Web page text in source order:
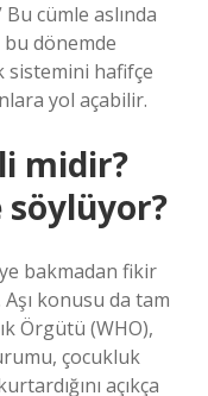
cümle aslında
dönemde
sistemini hafifçe
yol açabilir.
midir?
bakmadan fikir
konusu da tam
Örgütü (WHO),
çocukluk
açıkça